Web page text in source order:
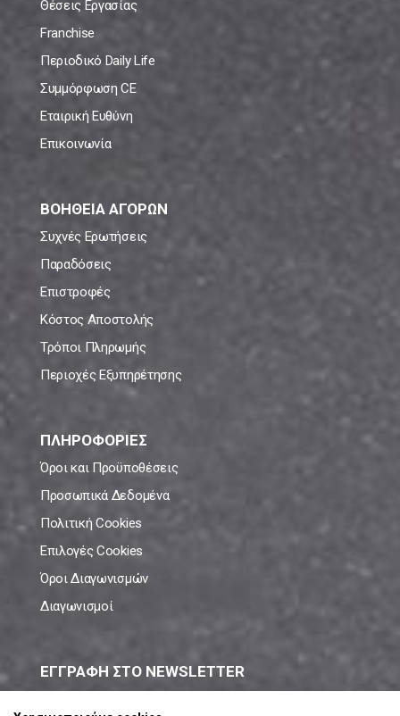
Θέσεις Εργασίας
Franchise
Περιοδικό Daily Life
Συμμόρφωση CE
Εταιρική Ευθύνη
Επικοινωνία
ΒΟΗΘΕΙΑ ΑΓΟΡΩΝ
Συχνές Ερωτήσεις
Παραδόσεις
Επιστροφές
Κόστος Αποστολής
Τρόποι Πληρωμής
Περιοχές Εξυπηρέτησης
ΠΛΗΡΟΦΟΡΙΕΣ
Όροι και Προϋποθέσεις
Προσωπικά Δεδομένα
Πολιτική Cookies
Επιλογές Cookies
Όροι Διαγωνισμών
Διαγωνισμοί
ΕΓΓΡΑΦΗ ΣΤΟ NEWSLETTER